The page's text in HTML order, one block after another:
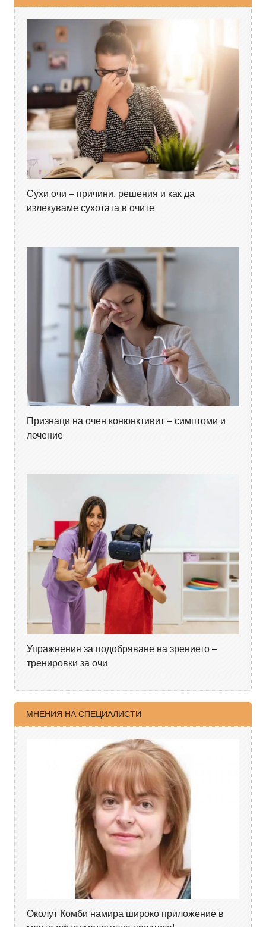
Сухи очи – причини, решения и как да
излекуваме сухотата в очите
Признаци на очен конюнктивит – симптоми и
лечение
Упражнения за подобряване на зрението –
тренировки за очи
МНЕНИЯ НА СПЕЦИАЛИСТИ
Околут Комби намира широко приложение в